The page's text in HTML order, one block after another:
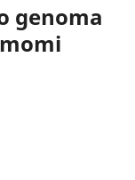
genoma